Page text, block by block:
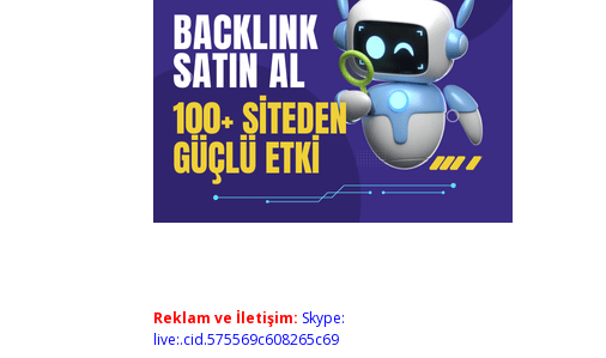
Reklam ve İletişim: Skype:
live:.cid.575569c608265c69